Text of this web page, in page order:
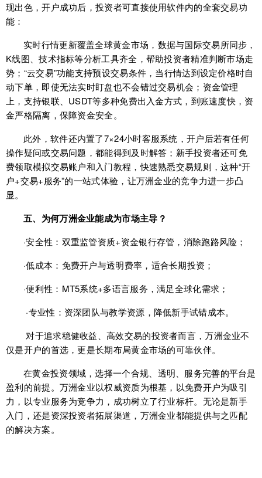
现出色，开户成功后，投资者可直接使用软件内的全套交易功
能：
实时行情更新覆盖全球黄金市场，数据与国际交易所同步，
K线图、技术指标等分析工具齐全，帮助投资者精准判断市场走
势；“云交易”功能支持预设交易条件，当行情达到设定价格时自
动下单，即使无法实时盯盘也不会错过交易机会；资金管理
上，支持银联、USDT等多种免费出入金方式，到账速度快，资
金严格隔离，保障资金安全。
此外，软件还内置了7×24小时客服系统，开户后若有任何
操作疑问或交易问题，都能得到及时解答；新手投资者还可免
费领取模拟交易账户和入门教程，快速熟悉交易规则，这种“开
户+交易+服务”的一站式体验，让万洲金业的竞争力进一步凸
显。
五、为何万洲金业能成为市场主导？
·安全性：双重监管资质+资金银行存管，消除跑路风险；
·低成本：免费开户与透明费率，适合长期投资；
·便利性：MT5系统+多语言服务，满足全球化需求；
·专业性：资深团队与教学资源，降低新手试错成本。
对于追求稳健收益、高效交易的投资者而言，万洲金业不
仅是开户的首选，更是长期布局黄金市场的可靠伙伴。
在黄金投资领域，选择一个合规、透明、服务完善的平台是
盈利的前提。万洲金业以权威资质为根基，以免费开户为吸引
力，以专业服务为竞争力，成功树立了行业标杆。无论是新手
入门，还是资深投资者拓展渠道，万洲金业都能提供与之匹配
的解决方案。